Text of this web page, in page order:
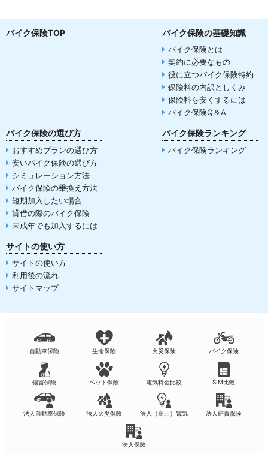
バイク保険TOP バイク保険の基礎知識
バイク保険とは
契約に必要なもの
役に立つバイク保険特約
保険料の内訳としくみ
保険料を安くするには
バイク保険Q＆A
バイク保険の選び方
おすすめプランの選び方
安いバイク保険の選び方
シミュレーション方法
バイク保険の乗換え方法
短期加入したい場合
貸借の際のバイク保険
未成年でも加入するには
バイク保険ランキング
バイク保険ランキング
サイトの使い方
サイトの使い方
利用後の流れ
サイトマップ
自動車保険 生命保険 火災保険 バイク保険
傷害保険 ペット保険 電気料金比較 SIM比較
法人自動車保険 法人火災保険 法人（高圧）電気 法人賠責保険
法人保険